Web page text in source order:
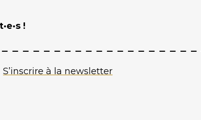
!
S’inscrire à la newsletter